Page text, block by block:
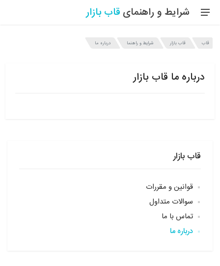
شرایط و راهنمای قاب بازار
قاب قاب بازار شرایط و راهنما درباره ما
قاب بازار
قوانین و مقررات
سوالات متداول
تماس با ما
درباره ما
درباره ما قاب بازار